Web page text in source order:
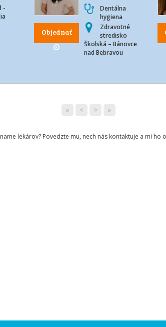
-
Objednať
Dentálna
hygiena
Zdravotné
stredisko
Školská – Bánovce
nad Bebravou
« < > »
lekárov? Povedzte mu, nech nás kontaktuje a mi